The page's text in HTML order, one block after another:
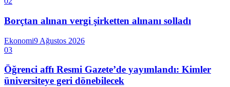
Borçtan alınan vergi şirketten alınanı solladı
Ekonomi9 Ağustos 2026
03
Öğrenci affı Resmi Gazete’de yayımlandı: Kimler
üniversiteye geri dönebilecek